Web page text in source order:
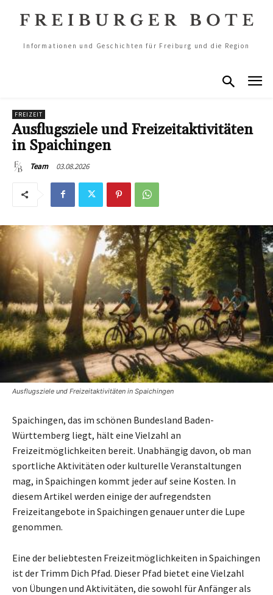
Informationen und Geschichten für Freiburg und die Region
FREIZEIT
Ausflugsziele und Freizeitaktivitäten
in Spaichingen
Team 03.08.2026
Ausflugsziele und Freizeitaktivitäten in Spaichingen
Spaichingen, das im schönen Bundesland Baden-
Württemberg liegt, hält eine Vielzahl an
Freizeitmöglichkeiten bereit. Unabhängig davon, ob man
sportliche Aktivitäten oder kulturelle Veranstaltungen
mag, in Spaichingen kommt jeder auf seine Kosten. In
diesem Artikel werden einige der aufregendsten
Freizeitangebote in Spaichingen genauer unter die Lupe
genommen.
Eine der beliebtesten Freizeitmöglichkeiten in Spaichingen
ist der Trimm Dich Pfad. Dieser Pfad bietet eine Vielzahl
von Übungen und Aktivitäten, die sowohl für Anfänger als